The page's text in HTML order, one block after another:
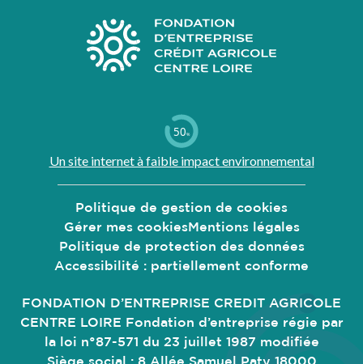
50%
Un site internet à faible impact environnemental
Politique de gestion de cookies
Gérer mes cookiesMentions légales
Politique de protection des données
Accessibilité : partiellement conforme
FONDATION D’ENTREPRISE CREDIT AGRICOLE
CENTRE LOIRE Fondation d’entreprise régie par
la loi n°87-571 du 23 juillet 1987 modifiée